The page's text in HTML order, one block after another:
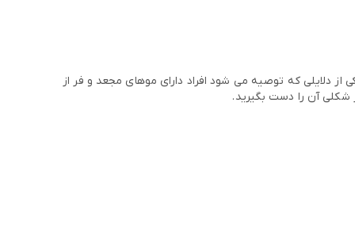
که توصیه می شود افراد دارای موهای مجعد و فر از
آن را دست بگیرید.